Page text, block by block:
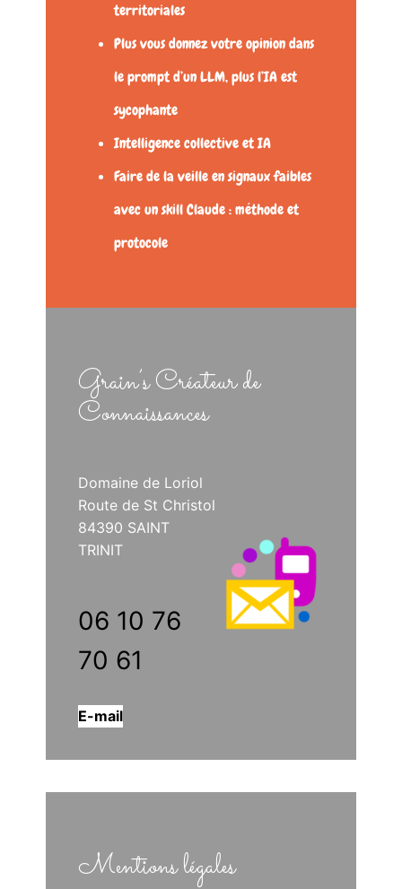
territoriales
Plus vous donnez votre opinion dans
le prompt d’un LLM, plus l’IA est
sycophante
Intelligence collective et IA
Faire de la veille en signaux faibles
avec un skill Claude : méthode et
protocole
Grain’s Créateur de
Connaissances
Domaine de Loriol
Route de St Christol
84390 SAINT
TRINIT
06 10 76
70 61
E-mail
Mentions légales